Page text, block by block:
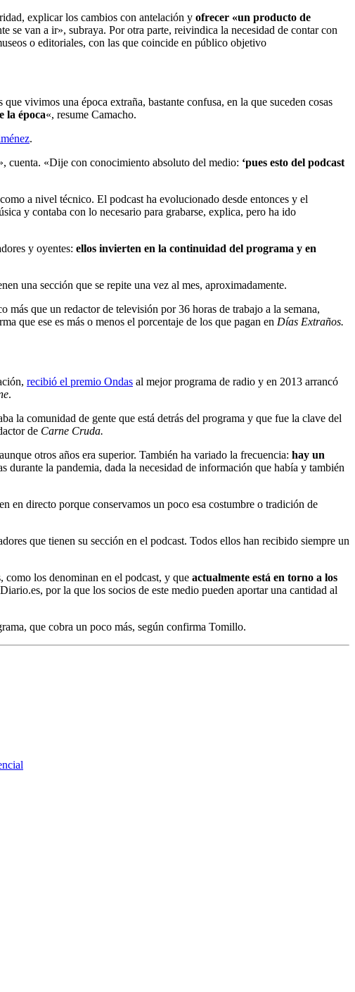
explicar los cambios con antelación y ofrecer «un producto de
se van a ir», subraya. Por otra parte, reivindica la necesidad de contar con
o editoriales, con las que coincide en público objetivo
vivimos una época extraña, bastante confusa, en la que suceden cosas
la época«, resume Camacho.
.
cuenta. «Dije con conocimiento absoluto del medio: ‘pues esto del podcast
a nivel técnico. El podcast ha evolucionado desde entonces y el
y contaba con lo necesario para grabarse, explica, pero ha ido
y oyentes: ellos invierten en la continuidad del programa y en
una sección que se repite una vez al mes, aproximadamente.
más que un redactor de televisión por 36 horas de trabajo a la semana,
que ese es más o menos el porcentaje de los que pagan en Días Extraños.
recibió el premio Ondas al mejor programa de radio y en 2013 arrancó
.
la comunidad de gente que está detrás del programa y que fue la clave del
de Carne Cruda.
otros años era superior. También ha variado la frecuencia: hay un
la pandemia, dada la necesidad de información que había y también
en directo porque conservamos un poco esa costumbre o tradición de
que tienen su sección en el podcast. Todos ellos han recibido siempre un
como los denominan en el podcast, y que actualmente está en torno a los
por la que los socios de este medio pueden aportar una cantidad al
que cobra un poco más, según confirma Tomillo.